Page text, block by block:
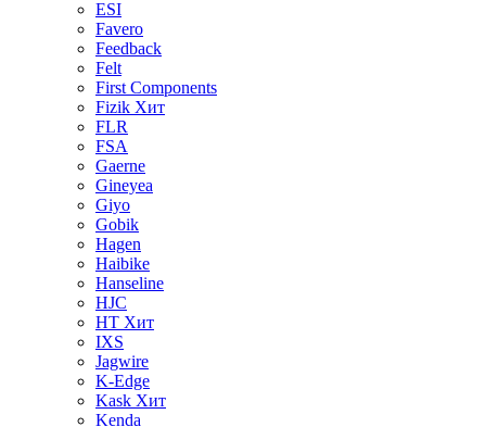
ESI
Favero
Feedback
Felt
First Components
Fizik Хит
FLR
FSA
Gaerne
Gineyea
Giyo
Gobik
Hagen
Haibike
Hanseline
HJC
HT Хит
IXS
Jagwire
K-Edge
Kask Хит
Kenda